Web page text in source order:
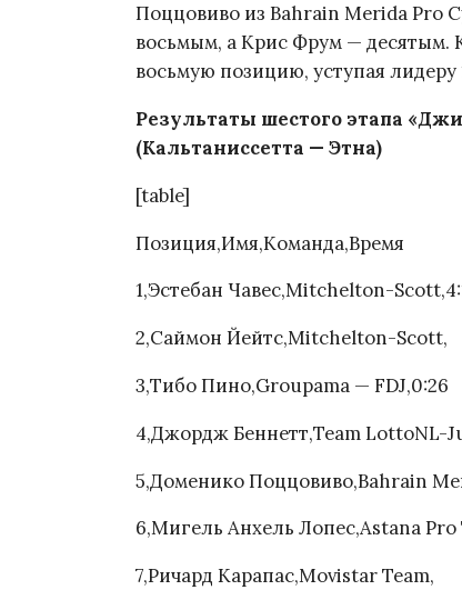
Поццовиво из Bahrain Merida Pro
восьмым, а Крис Фрум — десятым.
восьмую позицию, уступая лидеру
Результаты шестого этапа
(Кальтаниссетта — Этна)
[table]
Позиция,Имя,Команда,Время
1,Эстебан Чавес,Mitchelton-
2,Саймон Йейтс,Mitchelton-Scott,
3,Тибо Пино,Groupama — FDJ,0:26
4,Джордж Беннетт,Team LottoNL-
5,Доменико Поццовиво,Bahrain
6,Мигель Анхель Лопес,Astana Pro
7,Ричард Карапас,Movistar Team,